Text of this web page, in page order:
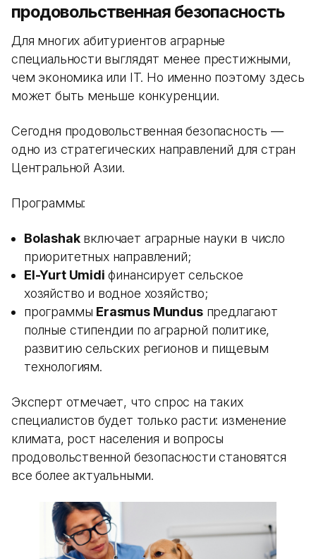
продовольственная безопасность
Для многих абитуриентов аграрные
специальности выглядят менее престижными,
чем экономика или IT. Но именно поэтому здесь
может быть меньше конкуренции.
Сегодня продовольственная безопасность —
одно из стратегических направлений для стран
Центральной Азии.
Программы:
Bolashakвключает аграрные науки в число
приоритетных направлений;
El-Yurt Umidi финансирует сельское
хозяйство и водное хозяйство;
программы Erasmus Mundusпредлагают
полные стипендии по аграрной политике,
развитию сельских регионов и пищевым
технологиям.
Эксперт отмечает, что спрос на таких
специалистов будет только расти: изменение
климата, рост населения и вопросы
продовольственной безопасности становятся
все более актуальными.